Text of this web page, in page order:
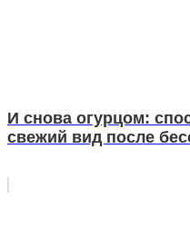
И снова огурцом:
свежий вид после